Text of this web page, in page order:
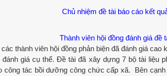
Chủ nhiệm đề tài báo cáo kết
Thành viên hội đồng đánh giá đề
thành viên hội đồng phản biện đã đánh giá
giá cụ thể. Đề tài đã xây dựng 7 bộ tài liệu
công tác bồi dưỡng công chức cấp xã. Bên